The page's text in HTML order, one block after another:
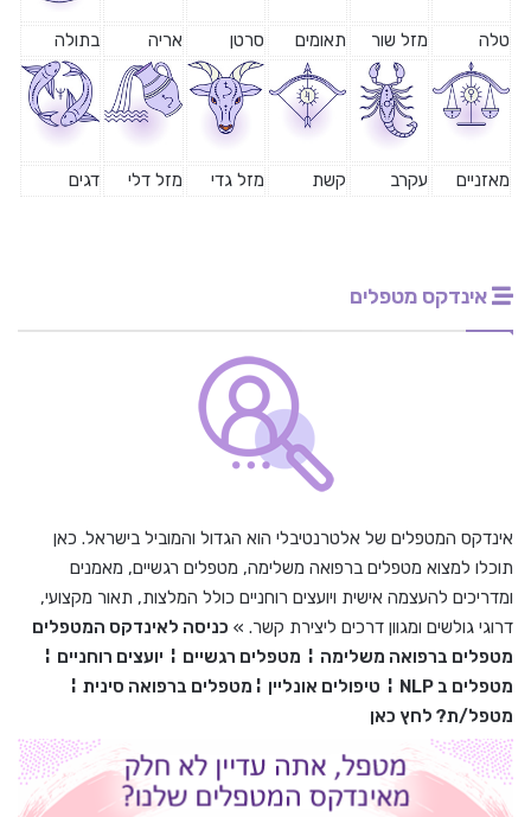
טלה מזל שור תאומים סרטן אריה בתולה
מאזניים עקרב קשת מזל גדי מזל דלי דגים
אינדקס מטפלים
אינדקס המטפלים של אלטרנטיבלי הוא הגדול והמוביל בישראל. כאן
תוכלו למצוא מטפלים ברפואה משלימה, מטפלים רגשיים, מאמנים
ומדריכים להעצמה אישית ויועצים רוחניים כולל המלצות, תאור מקצועי,
דרוגי גולשים ומגוון דרכים ליצירת קשר. » כניסה לאינדקס המטפלים
מטפלים ברפואה משלימה ¦ מטפלים רגשיים ¦ יועצים רוחניים ¦
מטפלים ב NLP
¦ טיפולים אונליין ¦ מטפלים ברפואה סינית ¦
מטפל/ת? לחץ כאן